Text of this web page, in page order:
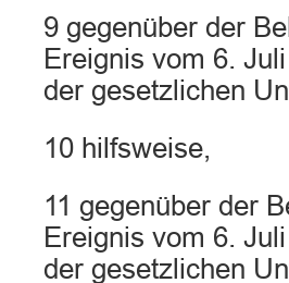
9 gegenüber der
Ereignis vom 6.
der gesetzlichen
10 hilfsweise,
11 gegenüber der
Ereignis vom 6.
der gesetzlichen